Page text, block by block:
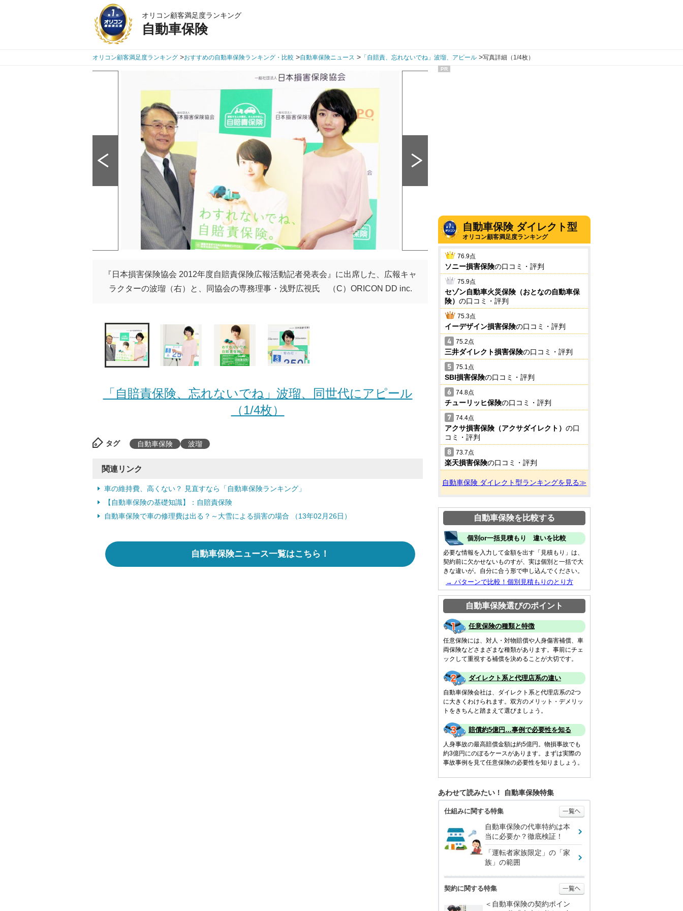
オリコン顧客満足度ランキング
自動車保険
オリコン顧客満足度ランキング >おすすめの自動車保険ランキング・比較 >自動車保険ニュース > 「自賠責、忘れないでね」波瑠、アピール >写真詳細（1/4枚）
『日本損害保険協会 2012年度自賠責保険広報活動記者発表会』に出席した、広報キャ
ラクターの波瑠（右）と、同協会の専務理事・浅野広視氏 （C）ORICON DD inc.
「自賠責保険、忘れないでね」波瑠、同世代にアピール
（1/4枚）
タグ 自動車保険 波瑠
関連リンク
車の維持費、高くない？ 見直すなら「自動車保険ランキング」
【自動車保険の基礎知識】：自賠責保険
自動車保険で車の修理費は出る？～大雪による損害の場合 （13年02月26日）
自動車保険ニュース一覧はこちら！
PR
自動車保険 ダイレクト型
オリコン顧客満足度ランキング
76.9点
ソニー損害保険の口コミ・評判
75.9点
セゾン自動車火災保険（おとなの自動車保
険） の口コミ・評判
75.3点
イーデザイン損害保険の口コミ・評判
75.2点
三井ダイレクト損害保険の口コミ・評判
75.1点
SBI損害保険の口コミ・評判
74.8点
チューリッヒ保険の口コミ・評判
74.4点
アクサ損害保険（アクサダイレクト） の口
コミ・評判
73.7点
楽天損害保険の口コミ・評判
自動車保険 ダイレクト型ランキングを見る≫
自動車保険を比較する
個別or一括見積もり 違いを比較
必要な情報を入力して金額を出す「見積もり」は、
契約前に欠かせないものすが、実は個別と一括で大
きな違いが。自分に合う形で申し込んでください。
→ パターンで比較！個別見積もりのとり方
自動車保険選びのポイント
任意保険の種類と特徴
任意保険には、対人・対物賠償や人身傷害補償、車
両保険などさまざまな種類があります。事前にチェ
ックして重視する補償を決めることが大切です。
ダイレクト系と代理店系の違い
自動車保険会社は、ダイレクト系と代理店系の2つ
に大きくわけられます。双方のメリット・デメリッ
トをきちんと踏まえて選びましょう。
賠償約5億円…事例で必要性を知る
人身事故の最高賠償金額は約5億円。物損事故でも
約3億円にのぼるケースがあります。まずは実際の
事故事例を見て任意保険の必要性を知りましょう。
あわせて読みたい！ 自動車保険特集
仕組みに関する特集
自動車保険の代車特約は本
当に必要か？徹底検証！
「運転者家族限定」の「家
族」の範囲
契約に関する特集
＜自動車保険の契約ポイン